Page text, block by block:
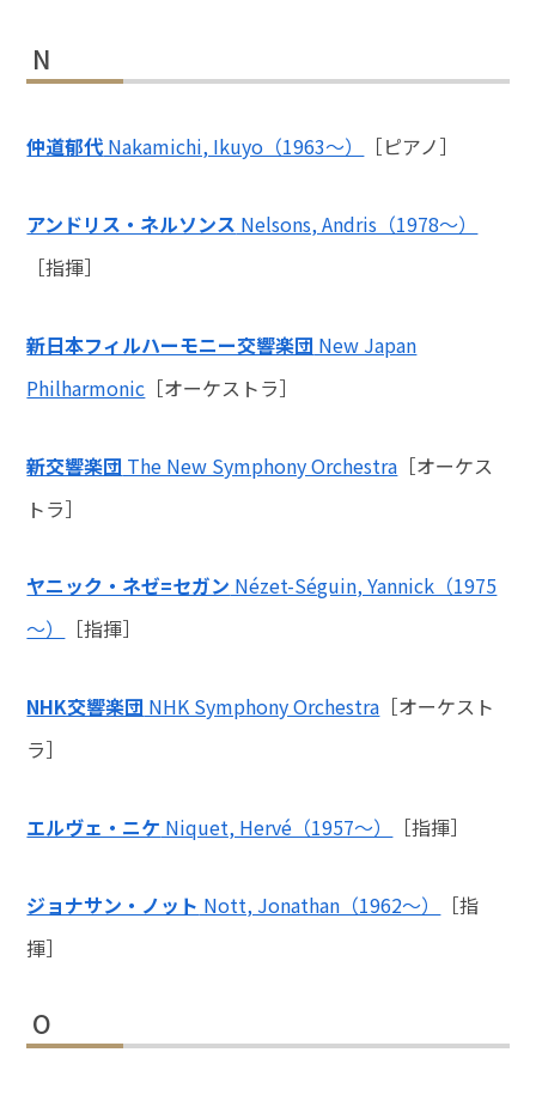
N
仲道郁代 Nakamichi, Ikuyo（1963～） ［ピアノ］
アンドリス・ネルソンス Nelsons, Andris（1978～）
［指揮］
新日本フィルハーモニー交響楽団 New Japan
Philharmonic ［オーケストラ］
新交響楽団 The New Symphony Orchestra ［オーケス
トラ］
ヤニック・ネゼ=セガン Nézet-Séguin, Yannick（1975
～）
［指揮］
NHK交響楽団 NHK Symphony Orchestra ［オーケスト
ラ］
エルヴェ・ニケ Niquet, Hervé（1957〜） ［指揮］
ジョナサン・ノット Nott, Jonathan（1962～）
［指
揮］
O